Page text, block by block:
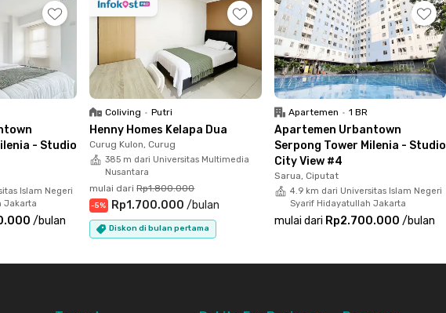
dalam 8 menit berkendara aja.
kamar mandi dalam, dan kitchen set
pribadimu.
dan gym. Cocok buat kamu yang suka olahraga
atau kuliah.
kehabisan!
- Studio
Islam Negeri
Jakarta
/bulan
Coliving • Putri
Henny Homes Kelapa Dua
Curug Kulon, Curug
385 m dari Universitas Multimedia
Nusantara
mulai dari Rp1.800.000
-5% Rp1.700.000 /bulan
Diskon di bulan pertama
Apartemen • 1 BR
Apartemen Urbantown
Serpong Tower Milenia - Studio
City View #4
Sarua, Ciputat
4.9 km dari Universitas Islam Negeri
Syarif Hidayatullah Jakarta
mulai dari Rp2.700.000 /bulan